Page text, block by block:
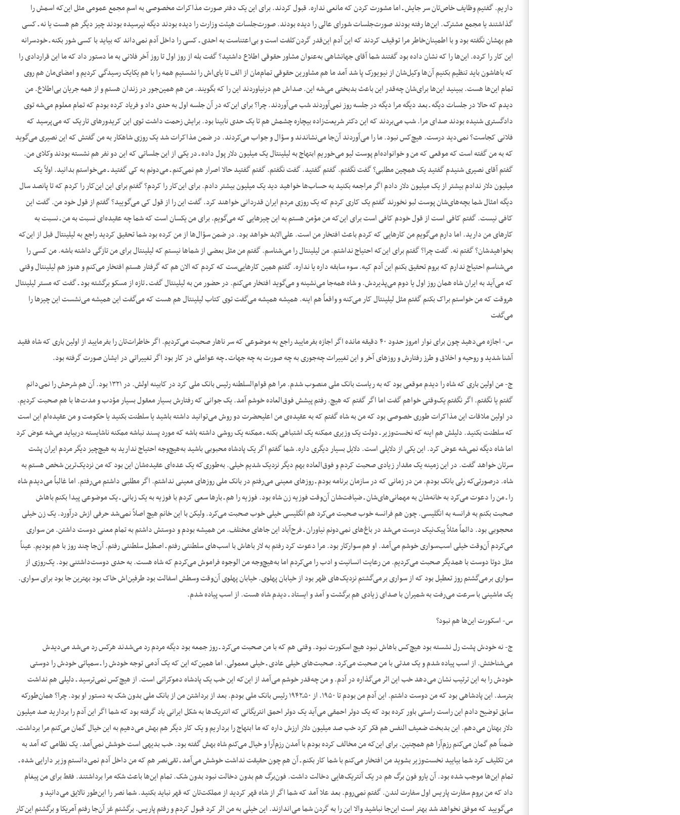
داریم. گفتیم وظایف خاص‌تان سر جایش ـ اما مشورت کردن که مانعی نداره. قبول کردند. برای این یک دفتر صورت مذاکرات مخصوصی به اسم مجمع عمومی مثل این‌که اسمش را
گذاشتند یا مجمع مشترک. این‌ها رفته بودند صورت‌جلسات شورای عالی را دیده بودند. صورت‌جلسات هیئت وزارت را دیده بودند دیگه نپرسیده بودند چیز دیگر هم هست یا نه ـ کسی
هم بهشان نگفته بود و با اطمینان‌خاطر مرا توقیف کردند که این آدم این‌قدر گردن‌کلفت است و بی‌اعتناست به احدی ـ کسی را داخل آدم نمی‌داند که بیاید با کسی شور بکنه ـ خودسرانه
این کار را کرده. این‌ها را که نشان داده بود گفتند شما آقای جهانشاهی به‌عنوان مشاور حقوقی اطلاع داشتید؟ گفت بله از روز اول تا روز آخر فلانی به ما دستور داد که ما این قراردادی را
که باهاشون باید تنظیم بکنیم آن‌ها وکیل‌شان از نیویورک پا شد آمد ما هم مشاورین حقوقی تمام‌مان از الف تا یای‌اش را نشستیم همه را با هم یکایک رسیدگی کردیم و امضای‌مان هم روی
تمام این‌ها هست. ببینید این‌ها برای‌شان چه‌قدر این باعث بدبختی می‌شه این. صداش هم درنیاوردند این را که بگویند. من هم همین‌جور در زندان هستم و از همه جریان بی‌اطلاع. من
دیدم که حالا در جلسات دیگه ـ بعد دیگه مرا دیگه در جلسه روز نمی‌آوردند شب می‌آوردند. چرا؟ برای این‌که در آن جلسه اول به حدی داد و فریاد کرده بودم که تمام معلوم می‌شه توی
دادگستری شنیده بودند صدای مرا. شب می‌بردند که این دکتر شریعت‌زاده بیچاره چشمش هم تا یک حدی نابینا بود. برایش زحمت داشت توی این کریدورهای تاریک که می‌پرسید که
فلانی کجاست؟ نمی‌دید درست. هیچ‌کس نبود. ما را می‌آوردند آن‌جا می‌نشاندند و سؤال و جواب می‌کردند. در ضمن مذاکرات شد یک روزی شاهکار به من گفتش که این نصیری می‌گوید
که به من گفته است که موقعی که من و خوانواده‌ام پوست لیو می‌خوریم ابتهاج به لیلینتال یک میلیون دلار پول داده ـ در یکی از این جلساتی که این دو نفر هم نشسته بودند وکلای من.
گفتم آقای نصیری شنیدم گفتید یک همچین مطلبی؟ گفت نگفتم. گفتم گفتید. گفت نگفتم. گفتم گفتید حالا اصرار هم نمی‌کنم ـ می‌دونم به کی گفتید ـ می‌خواستم بدانید. اولاً یک
میلیون دلار ندادم بیشتر از یک میلیون دلار دادم اگر مراجعه بکنید به حساب‌ها خواهید دید یک میلیون بیشتر دادم. برای این‌کار را کردم؟ گفتم برای این این‌کار را کردم که تا پانصد سال
دیگه امثال شما بچه‌های‌شان پوست لبو نخورند گفتم یک کاری کردم که یک روزی مردم ایران قدردانی خواهند کرد. گفت این را از قول کی می‌گویید؟ گفتم از قول خود من. گفت این
کافی نیست. گفتم کافی است از قول خودم کافی است برای این‌که من مؤمن هستم به این چیزهایی که می‌گویم. برای من یکسان است که شما چه عقیده‌ای نسبت به من ـ نسبت به
کارهای من دارید. اما دارم می‌گویم من کارهایی که کردم باعث افتخار من است. علی‌الابد خواهد بود. در ضمن سؤال‌ها از من کرده بود شما تحقیق کردید راجع به لیلینتال قبل از این‌که
بخواهیدشان؟ گفتم نه. گفت چرا؟ گفتم برای این‌که احتیاج نداشتم. من لیلینتال را می‌شناسم. گفتم من مثل بعضی از شماها نیستم که لیلینتال برای من تازگی داشته باشه. من کسی را
می‌شناسم احتیاج ندارم که بروم تحقیق بکنم این آدم کیه. سوء سابقه داره یا نداره. گفتم همین کارهایی‌ست که کردم که الان هم که گرفتار هستم افتخار می‌کنم و هنوز هم لیلینتال وقتی
که می‌آید به ایران شاه همان روز اول یا دوم می‌پذیردش. و شاه همه‌جا می‌نشینه و می‌گوید افتخار می‌کنم. در حضور من به لیلینتال گفت ـ تازه از مسکو برگشته بود ـ گفت که مستر لیلینتال
هروقت که من خواستم براک بکنم گفتم مثل لیلینتال کار می‌کنه و واقعاً هم اینه. همیشه همیشه می‌گفت توی کتاب لیلینتال هم هست که می‌گفت این همیشه می‌نشست این چیزها را
می‌گفت
س- اجازه می‌دهید چون برای نوار امروز حدود ۴۰ دقیقه مانده اگر اجازه بفرمایید راجع به موضوعی که سر ناهار صحبت می‌کردیم. اگر خاطرات‌تان را بفرمایید از اولین باری که شاه فقید
آشنا شدید و روحیه و اخلاق و طرز رفتارش و روزهای آخر و این تغییرات چه‌جوری به چه صورت به چه جهات ـ چه عواملی در کار بود اگر تغییراتی در ایشان صورت گرفته بود.
ج- من اولین باری که شاه را دیدم موقعی بود که به ریاست بانک ملی منصوب شدم. مرا هم قوام‌السلطنه رئیس بانک ملی کرد در کابینه اولش. در ۱۳۲۱ بود. آن هم شرحش را نمی‌دانم
گفتم یا نگفتم. اگر نگفتم یک‌وقتی خواهم گفت اما اگر گفتم که هیچ. رفتم پیشش فوق‌العاده خوشم آمد. یک جوانی که رفتارش بسیار معقول بسیار مؤدب و مدت‌ها با هم صحبت کردیم.
در اولین ملاقات این مذاکرات طوری خصوصی بود که من به شاه گفتم که به عقیده‌ی من اعلیحضرت دو روش می‌توانید داشته باشید یا سلطنت بکنید یا حکومت و من عقیده‌ام این است
که سلطنت بکنید. دلیلش هم اینه که نخست‌وزیر ـ دولت یک وزیری ممکنه یک اشتباهی بکنه ـ ممکنه یک روشی داشته باشه که مورد پسند نباشه ممکنه ناشایسته دربیاید می‌شه عوض کرد
اما شاه دیگه نمی‌شه عوض کرد. این یکی از دلایلی است. دلایل بسیار دیگری داره. شما گفتم اگر یک پادشاه محبوبی باشید به‌هیچ‌وجه احتیاج ندارید به هیچ‌چیز دیگر مردم ایران پشت
سرتان خواهد گفت. در این زمینه یک مقدار زیادی صحبت کردم و فوق‌العاده بهم دیگر نزدیک شدیم خیلی. به‌‌طوری‌که یک عده‌ای عقیده‌شان این بود که من نزدیک‌ترین شخص هستم به
شاه. درصورتی‌که رئی بانک بودم. من در زمانی که در سازمان برنامه بودم ـ روزهای معینی می‌رفتم در بانک ملی روزهای معینی نداشتم. اگر مطلبی داشتم می‌رفتم. اما غالباً می‌دیدم شاه
را ـ من را دعوت می‌کرد به خانه‌‌شان به مهمانی‌های‌شان ـ ضیافت‌شان آن‌وقت فوزیه زن شاه بود. فوزیه را هم ـ بارها سعی کردم با فوزیه به یک زبانی ـ یک موضوعی پیدا بکنم باهاش
صحبت بکنم به فرانسه به انگلیسی. چون هم فرانسه خوب صحبت می‌کرد هم انگلیسی خیلی خوب صحبت می‌کرد. ولیکن با این خانم هیچ اصلاً نمی‌شد حرفی ازش درآورد. یک زن خیلی
محجوبی بود. دائماً مثلاً پیک‌نیک درست می‌شد در باغ‌های نمی‌دونم نیاوران ـ فرح‌آباد این جاهای مختلف. من همیشه بودم و دوستش داشتم به تمام معنی دوست داشتن. من سواری
می‌کردم آن‌وقت خیلی اسب‌سواری خوشم می‌آمد. او هم سوارکار بود. مرا دعوت کرد رفتم به لار باهاش با اسب‌های سلطنتی رفتم ـ اصطبل سلطنتی رفتم. آن‌جا چند روز با هم بودیم. عیناً
مثل دوتا دوست با همدیگر صحبت می‌کردیم. من رعایت انسانیت و ادب را می‌کردم اما به‌هیچ‌وجه من الوجوه فراموش می‌کردم که شاه هست. به حدی دوست‌داشتنی بود. یک‌روزی از
سواری برمی‌گشتم روز تعطیل بود که از سواری برمی‌گشتم نزدیک‌های ظهر بود از خیابان پهلوی. خیابان پهلوی آن‌وقت وسطش اسفالت بود طرفین‌اش خاک بود بهترین جا بود برای سواری.
یک ماشینی با سرعت می‌رفت به شمیران با صدای زیادی هم برگشت و آمد و ایستاد ـ دیدم شاه هست. از اسب پیاده شدم.
س- اسکورت این‌ها هم نبود؟
ج- نه خودش پشت رل نشسته بود هیچ‌کس باهاش نبود هیچ اسکورت نبود. وقتی هم که با من صحبت می‌کرد ـ روز جمعه بود دیگه مردم رد می‌شدند هرکس رد می‌شد می‌دیدش
می‌شناختش. از اسب پیاده شدم و یک مدتی با من صحبت می‌کرد. صحبت‌های خیلی عادی ـ خیلی معمولی. اما همین‌که این که یک آدمی توجه خودش را ـ سمپاتی خودش را دوستی
خودش را به این ترتیب نشان می‌دهد خب این اثر می‌گذاره در آدم. و من چه‌قدر خوشم می‌آمد از این‌که این خب یک پادشاه دموکراتی است. از هیچ‌کس نمی‌ترسید ـ دلیلی هم نداشت
بترسد. این پادشاهی بود که من دوست داشتم. این آدم من بودم تا ۱۹۵۰. از ۵۰ـ۱۹۴۲ رئیس بانک ملی بودم. بعد از برداشتن من از بانک ملی بدون شک به دستور او بود. چرا؟ همان‌طور‌که
سابق توضیح دادم این راست راستی باور کرده بود که یک دوئر احمقی می‌آید یک دوئر احمق انتریگانی که انتریک‌ها به شکل ایرانی یاد گرفته بود که شما اگر این آدم را بردارید صد میلیون
دلار بهتان می‌دهم. این بدبخت ضعیف النفس هم فکر کرد خب صد میلیون دلار ارزش داره که ما ابتهاج را برداریم و یک کار دیگر هم بهش می‌دهیم به این خیال گمان می‌کنم مرا برداشت.
ضمناً هم گمان می‌کنم رزم‌آرا هم همچنین. برای این‌که من مخالف کرده بودم با آمدن رزم‌آرا و خیال می‌کنم شاه بهش گفته بود. خب بدیهی است خوشش نمی‌آمد. یک نظامی که آمد به
من تکلیف کرد شما بیایید نخست‌وزیر بشوید من افتخار می‌کنم با شما کار بکنم ـ آن هم چون حقیقت نداشت خوشش می‌آمد ـ تقی‌نصر هم که من داخل آدم نمی‌دانستم وزیر دارایی شده ـ
تمام این‌ها موجب شده بود. آن یارو فون برگ هم در یک آنتریک‌هایی دخالت داشت. فون‌برگ هم بدون دخالت نبود بدون شک. تمام این‌ها باعث شکه مرا برداشتند. فقط برای من پیغام
داد که من بروم سفارت پاریس اول سفارت لندن. گفتم نمی‌روم. بعد علا آمد که شما اگر از شاه قهر کردید از مملکت‌تان که قهر نباید بکنید. شما نصر را این‌طور نالایق می‌دانید و
می‌گویید که موفق نخواهد شد بهتر است این‌جا نباشید والا این را به گردن شما می‌اندازند. این خیلی به من اثر کرد قبول کردم و رفتم پاریس. برگشتم غز آن‌جا رفتم آمریکا و برگشتم این‌کار